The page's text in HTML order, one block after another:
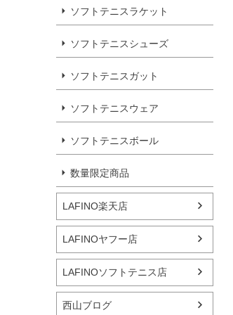
ソフトテニスラケット
ソフトテニスシューズ
ソフトテニスガット
ソフトテニスウェア
ソフトテニスボール
数量限定商品
LAFINO楽天店
LAFINOヤフー店
LAFINOソフトテニス店
西山ブログ